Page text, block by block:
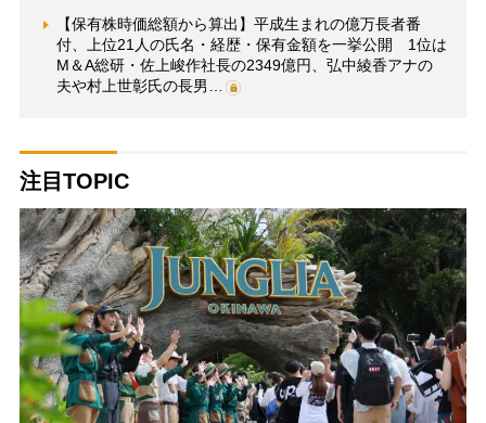
【保有株時価総額から算出】平成生まれの億万長者番
付、上位21人の氏名・経歴・保有金額を一挙公開 1位は
M＆A総研・佐上峻作社長の2349億円、弘中綾香アナの
夫や村上世彰氏の長男…
注目TOPIC